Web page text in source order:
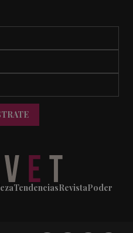
TendenciasRevistaPoder